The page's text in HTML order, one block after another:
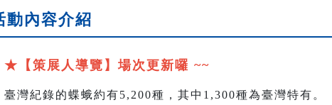
動內容介紹
★【策展人導覽】場次更新囉 ~~
臺灣紀錄的蝶蛾約有5,200種，其中1,300種為臺灣特有。